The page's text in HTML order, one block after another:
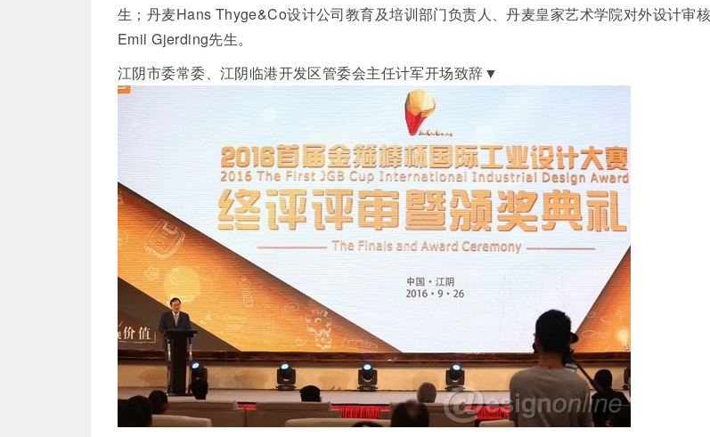
生；丹麦Hans Thyge&Co设计公司教育及培训部门负责人、丹麦皇家艺术学院对外设计审
Emil Gjerding先生。
江阴市委常委、江阴临港开发区管委会主任计军开场致辞▼